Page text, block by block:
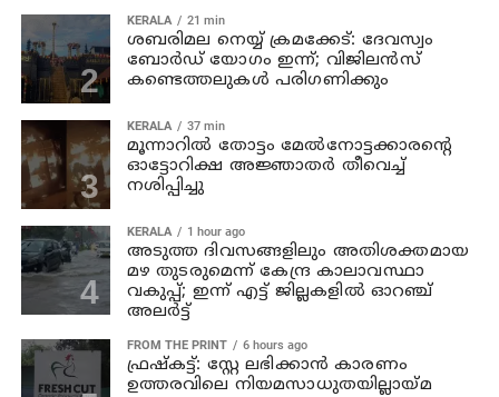
KERALA 21 min
ശബരിമല നെയ്യ് ക്രമക്കേട്: ദേവസ്വം
ബോർഡ് യോഗം ഇന്ന്; വിജിലൻസ്
കണ്ടെത്തലുകൾ പരിഗണിക്കും
KERALA 37 min
മൂന്നാറില്‍ തോട്ടം മേല്‍നോട്ടക്കാരന്റെ
ഓട്ടോറിക്ഷ അജ്ഞാതര്‍ തീവെച്ച്
നശിപ്പിച്ചു
KERALA 1 hour ago
അടുത്ത ദിവസങ്ങളിലും അതിശക്തമായ
മഴ തുടരുമെന്ന് കേന്ദ്ര കാലാവസ്ഥാ
വകുപ്പ്; ഇന്ന് എട്ട് ജില്ലകളിൽ ഓറഞ്ച്
അലർട്ട്
FROM THE PRINT 6 hours ago
ഫ്രഷ്‌കട്ട്: സ്റ്റേ ലഭിക്കാന്‍ കാരണം
ഉത്തരവിലെ നിയമസാധുതയില്ലായ്മ